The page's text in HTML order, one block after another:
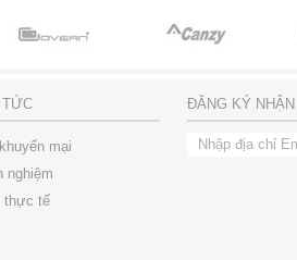
mại
nghiệm
thực tế
ĐĂNG KÝ